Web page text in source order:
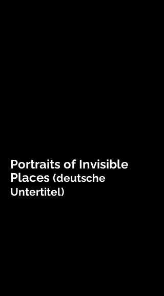
Portraits of Invisible
Places (deutsche
Untertitel)